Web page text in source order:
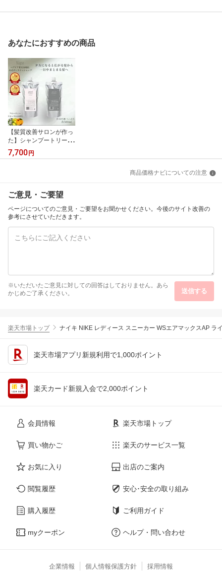
あなたにおすすめの商品
【髪質改善サロンが作っ
た】シャンプートリート
メント セット 髪質改善
シャンプー うねりケア
ト カラーケア ダメージ
ケア 500ml 詰め替え品
美容室 専売品 硬い髪 太
い髪 junoveil
7,700 円
商品価格ナビについての注意
ご意見・ご要望
ページについてのご意見・ご要望をお聞かせください。今後のサイト改善の
参考にさせていただきます。
※いただいたご意見に対しての回答はしておりません。あら
かじめご了承ください。
送信する
楽天市場トップ ナイキ NIKE レディース スニーカー WSエアマックスAP
楽天市場アプリ新規利用で1,000ポイント
楽天カード新規入会で2,000ポイント
会員情報
買い物かご
お気に入り
閲覧履歴
購入履歴
myクーポン
楽天市場トップ
楽天のサービス一覧
出店のご案内
安心･安全の取り組み
ご利用ガイド
ヘルプ・問い合わせ
企業情報 個人情報保護方針 採用情報